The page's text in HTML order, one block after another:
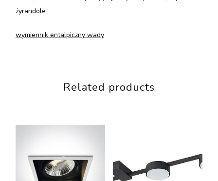
żyrandole
wymiennik entalpiczny wady
Related products